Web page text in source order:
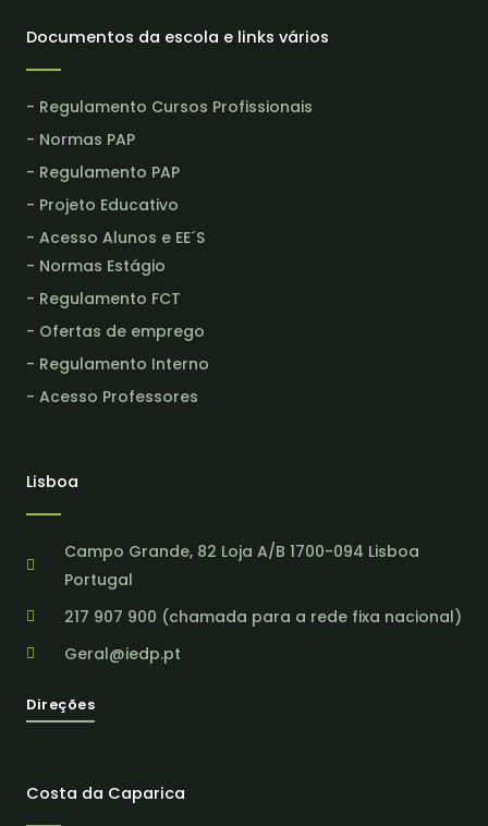
Documentos da escola e links vários
- Regulamento Cursos Profissionais
- Normas PAP
- Regulamento PAP
- Projeto Educativo
- Acesso Alunos e EE´S
- Normas Estágio
- Regulamento FCT
- Ofertas de emprego
- Regulamento Interno
- Acesso Professores
Lisboa
Campo Grande, 82 Loja A/B 1700-094 Lisboa
Portugal
217 907 900 (chamada para a rede fixa nacional)
Geral@iedp.pt
Direções
Costa da Caparica